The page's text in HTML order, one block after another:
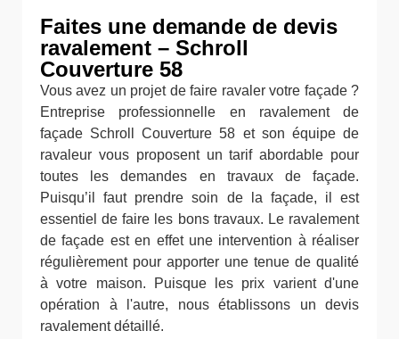
Faites une demande de devis
ravalement – Schroll
Couverture 58
Vous avez un projet de faire ravaler votre façade ?
Entreprise professionnelle en ravalement de
façade Schroll Couverture 58 et son équipe de
ravaleur vous proposent un tarif abordable pour
toutes les demandes en travaux de façade.
Puisqu’il faut prendre soin de la façade, il est
essentiel de faire les bons travaux. Le ravalement
de façade est en effet une intervention à réaliser
régulièrement pour apporter une tenue de qualité
à votre maison. Puisque les prix varient d'une
opération à l'autre, nous établissons un devis
ravalement détaillé.